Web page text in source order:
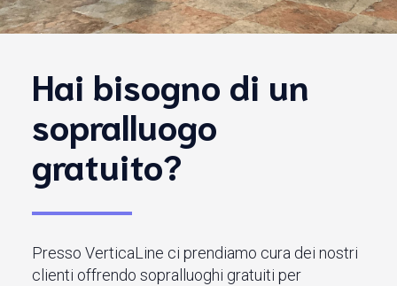
Hai bisogno di un
sopralluogo
gratuito?
Presso VerticaLine ci prendiamo cura dei nostri
clienti offrendo sopralluoghi gratuiti per